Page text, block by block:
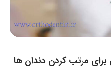
برای مرتب کردن دندان ها